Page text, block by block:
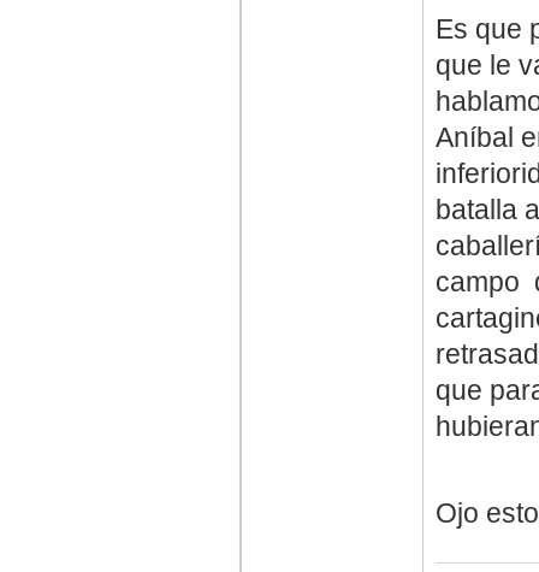
Es que
que le
Aníbal
batalla
campo
que
Ojo